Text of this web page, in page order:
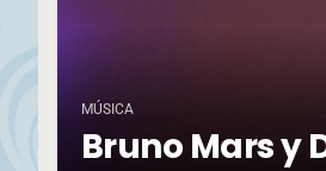
MÚSICA
Bruno Mars y